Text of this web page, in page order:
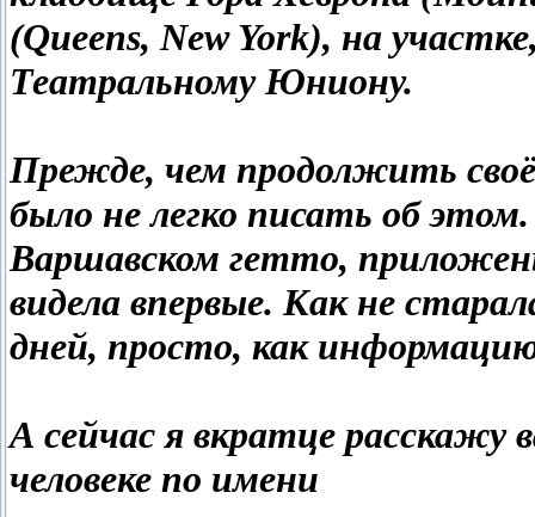
(Queens, New York), на
Театральному Юниону.
Прежде, чем продолжить
было не легко писать об
Варшавском гетто,
видела впервые. Как не
дней, просто, как
А сейчас я вкратце
человеке по имени